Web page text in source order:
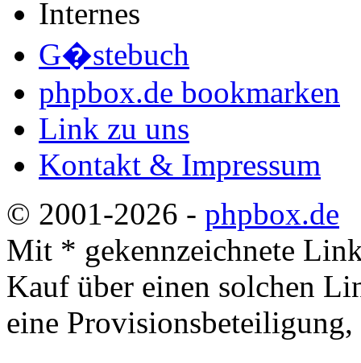
phpbox.de bookmarken
Link zu uns
Kontakt & Impressum
© 2001-2026 -
Mit * gekennzeichnete
Kauf über einen solchen
eine